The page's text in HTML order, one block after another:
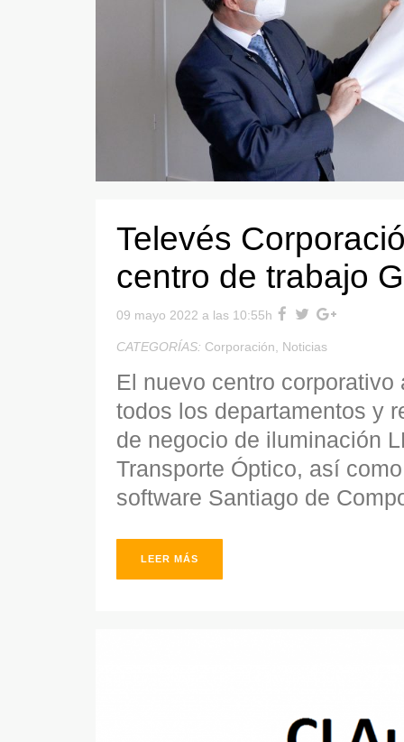
Televés
centro de trabajo
09 mayo 2022 a las 10:55h
CATEGORÍAS: Corporación, Noticias
El nuevo centro
todos los departamentos y
de negocio de iluminación
Transporte Óptico, así
software Santiago de
LEER MÁS